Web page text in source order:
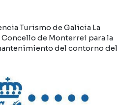
Turismo de Galicia La
de Monterrei para la
del contorno del